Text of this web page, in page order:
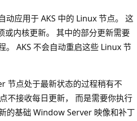
动应用于 AKS 中的 Linux 节点。 这
或内核更新。 其中的部分更新需要
。 AKS 不会自动重启这些 Linux 节
节点处于最新状态的过程稍有不
不接收每日更新， 而是需要你执行
的基础 Window Server 映像和补丁